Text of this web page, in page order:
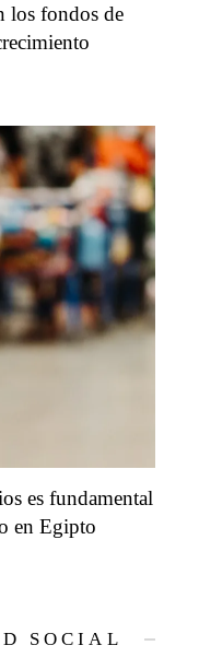
los fondos de
es fundamental
en Egipto
SOCIAL